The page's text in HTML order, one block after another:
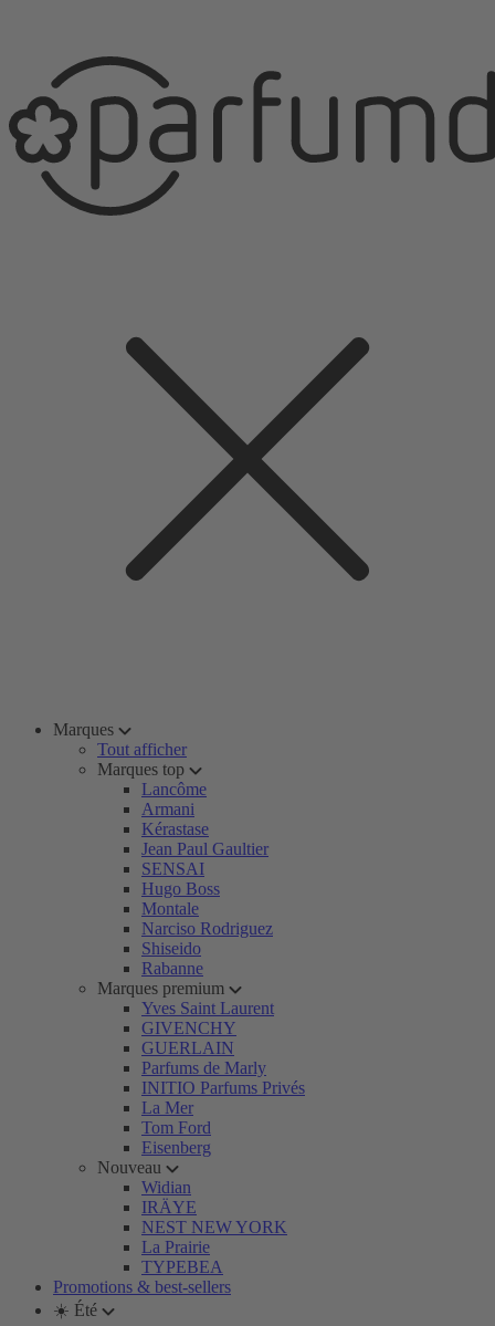
Marques
Tout afficher
Marques top
Lancôme
Armani
Kérastase
Jean Paul Gaultier
SENSAI
Hugo Boss
Montale
Narciso Rodriguez
Shiseido
Rabanne
Marques premium
Yves Saint Laurent
GIVENCHY
GUERLAIN
Parfums de Marly
INITIO Parfums Privés
La Mer
Tom Ford
Eisenberg
Nouveau
Widian
IRÄYE
NEST NEW YORK
La Prairie
TYPEBEA
Promotions & best-sellers
☀️ Été